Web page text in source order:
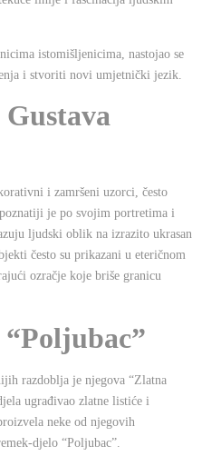
istomišljenicima, nastojao se
i stvoriti novi umjetnički jezik.
i zamršeni uzorci, često
je po svojim portretima i
ljudski oblik na izrazito ukrasan
često su prikazani u eteričnom
ozračje koje briše granicu
razdoblja je njegova “Zlatna
ugrađivao zlatne listiće i
neke od njegovih
djelo “Poljubac”.